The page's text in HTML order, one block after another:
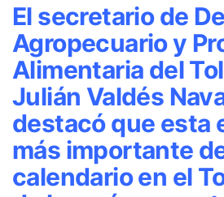
El secretario de
Agropecuario y
Alimentaria del
Julián Valdés
destacó que esta
más importante
calendario en el